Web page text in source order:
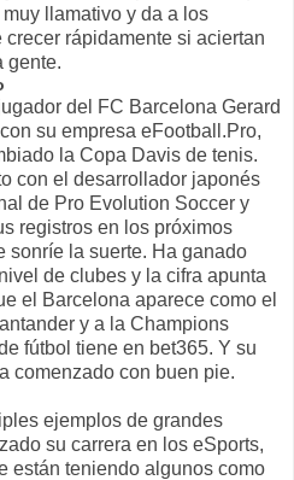
llamativo y da a los
rápidamente si aciertan
gente.
del FC Barcelona Gerard
su empresa eFootball.Pro,
la Copa Davis de tenis.
con el desarrollador japonés
de Pro Evolution Soccer y
registros en los próximos
sonríe la suerte. Ha ganado
de clubes y la cifra apunta
el Barcelona aparece como el
y a la Champions
fútbol tiene en bet365. Y su
comenzado con buen pie.
ejemplos de grandes
su carrera en los eSports,
están teniendo algunos como